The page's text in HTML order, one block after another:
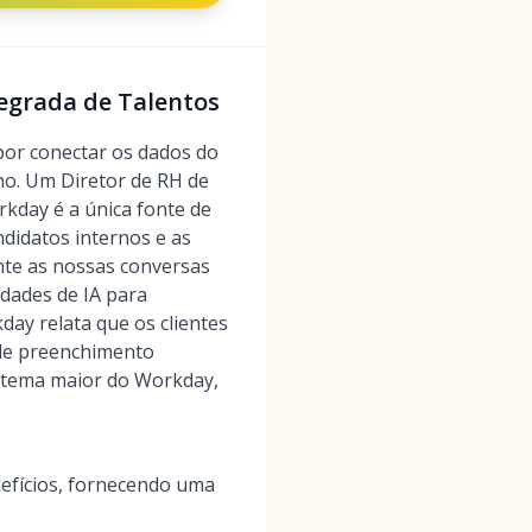
de Talentos
conectar os dados do
Um Diretor de RH de
é a única fonte de
internos e as
as nossas conversas
de IA para
relata que os clientes
preenchimento
maior do Workday,
fornecendo uma